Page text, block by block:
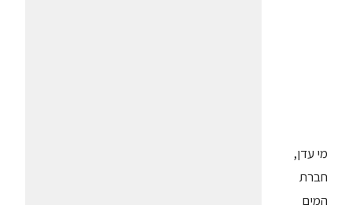
מי עדן,
חברת
המים